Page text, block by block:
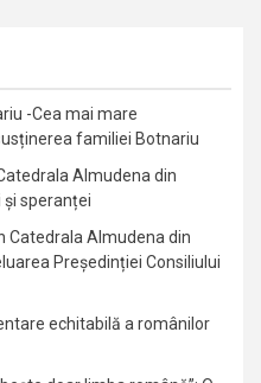
-Cea mai mare
familiei Botnariu
Almudena din
speranței
Catedrala Almudena din
Președinției Consiliului
echitabilă a românilor